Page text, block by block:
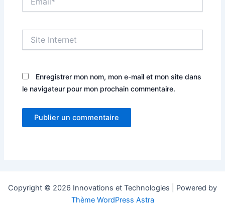
Internet
Enregistrer mon nom, mon e-mail et mon site dans
le navigateur pour mon prochain commentaire.
Copyright © 2026 Innovations et Technologies | Powered by
Thème WordPress Astra